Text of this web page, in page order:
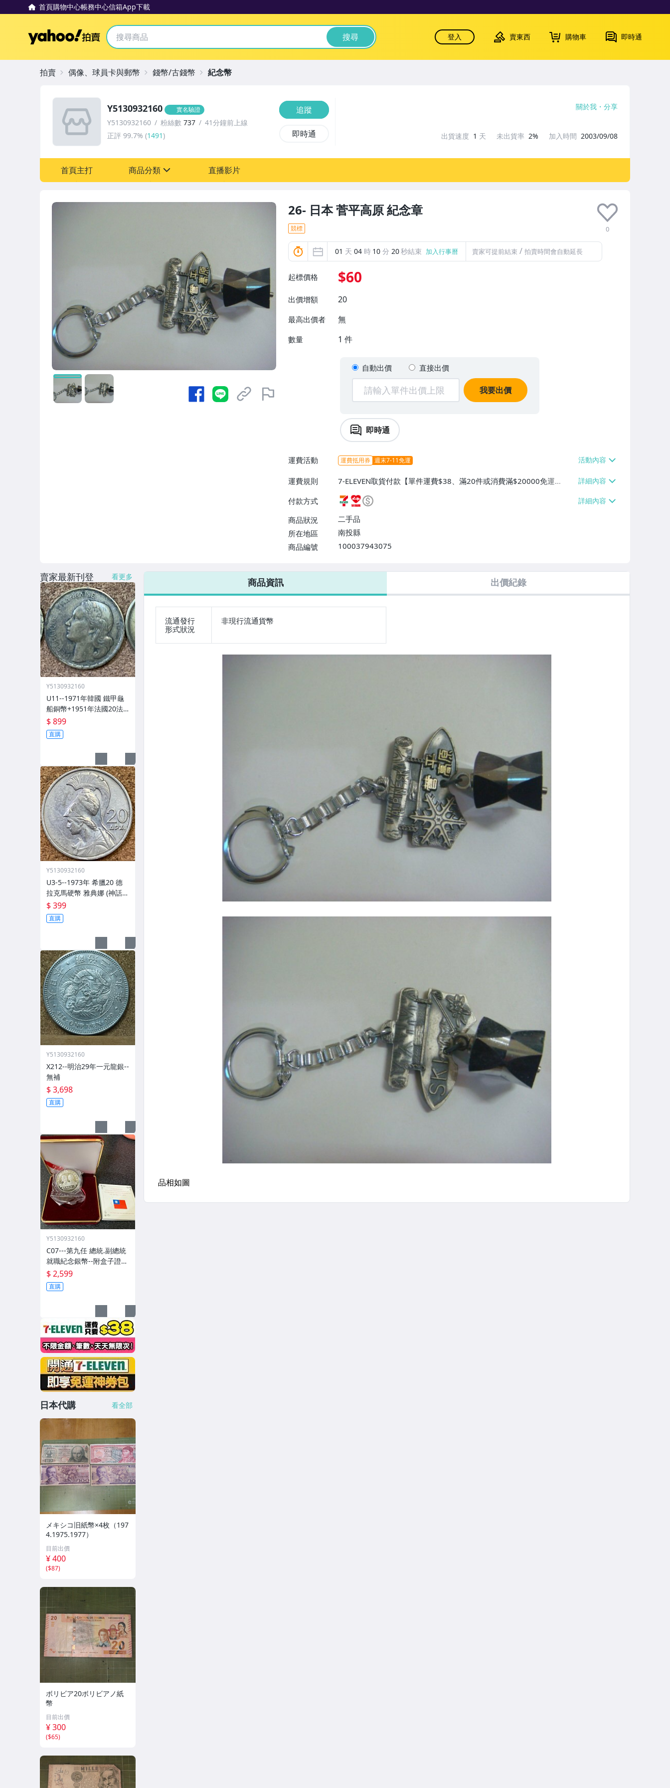
首頁購物中心帳務中心信箱App下載
Yahoo拍賣 搜尋 登入 賣東西 購物車 即時通
26- 日本 菅平高原 紀念章
0
競標
01 天 04 時 10 分 19秒結束 加入行事曆 賣家可提前結束 / 拍賣時間會自動延長
起標價格 $60
出價增額 20
最高出價者 無
數量 1 件
自動出價 直接出價
我要出價
即時通
運費活動 運費抵用券 週末7-11免運
運費規則
7-ELEVEN取貨付款【單件運費$38、滿20件或消費滿$20000免運
費】、萊爾富取貨付款【單件運費$60、滿20件或消費滿$20000免運
費】、郵局掛號【單件運費$40、滿20件或消費滿$20000免運費】
付款方式
商品狀況
二手品
所在地區
南投縣
商品編號
100037943075
7-ELEVEN 運費只要38元
Y5130932160 實名驗證
Y5130932160 粉絲數 737
41分鐘前上線
正評 99.7% (1491)
追蹤
即時通
關於我 分享
出貨速度 1 天 未出貨率 2% 加入時間 2003/09/08
首頁主打 商品分類 直播影片
拍賣 偶像、球員卡與郵幣 錢幣/古錢幣 紀念幣
商品資訊 出價紀錄
流通發行
形式狀況
非現行流通貨幣
賣家最新刊登 看更多
Y5130932160
U11--1971年韓國 鐵甲龜
船銅幣+1951年法國20法
郎公雞鋁青銅+1958年埃及
10 米利姆獅身人面像鋁青
銅共3枚
$ 899
直購
Y5130932160
U3-5--1973年 希臘20 德
拉克馬硬幣 雅典娜 (神話中
的智慧女神)與不死鳥
$ 399
直購
Y5130932160
X212--明治29年一元龍銀--
無補
$ 3,698
直購
Y5130932160
C07---第九任 總統.副總統
就職紀念銀幣--附盒子證書
(無外紙盒)
$ 2,599
直購
日本代購 看全部
メキシコ旧紙幣×4枚（197
4.1975.1977）
目前出價
¥ 400
($87)
ボリビア20ボリビアノ紙
幣
目前出價
¥ 300
($65)